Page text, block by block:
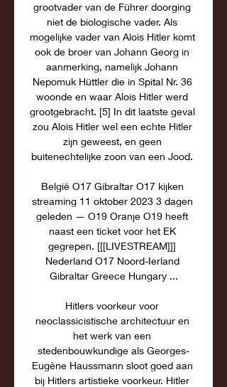
grootvader van de Führer doorging
niet de biologische vader. Als
mogelijke vader van Alois Hitler komt
ook de broer van Johann Georg in
aanmerking, namelijk Johann
Nepomuk Hüttler die in Spital Nr. 36
woonde en waar Alois Hitler werd
grootgebracht. [5] In dit laatste geval
zou Alois Hitler wel een echte Hitler
zijn geweest, en geen
buitenechtelijke zoon van een Jood.
België O17 Gibraltar O17 kijken
streaming 11 oktober 2023 3 dagen
geleden — O19 Oranje O19 heeft
naast een ticket voor het EK
gegrepen. [[[LIVESTREAM]]]
Nederland O17 Noord-Ierland
Gibraltar Greece Hungary ...
Hitlers voorkeur voor
neoclassicistische architectuur en
het werk van een
stedenbouwkundige als Georges-
Eugène Haussmann sloot goed aan
bij Hitlers artistieke voorkeur. Hitler